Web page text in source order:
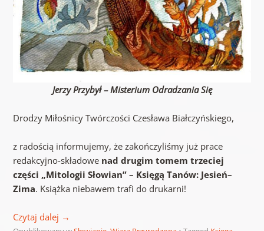
Jerzy Przybył – Misterium Odradzania Się
Drodzy Miłośnicy Twórczości Czesława Białczyńskiego,
z radością informujemy, że zakończyliśmy już prace
redakcyjno-składowe nad drugim tomem trzeciej
części „Mitologii Słowian” – Księgą Tanów: Jesień–
Zima. Książka niebawem trafi do drukarni!
Czytaj dalej →